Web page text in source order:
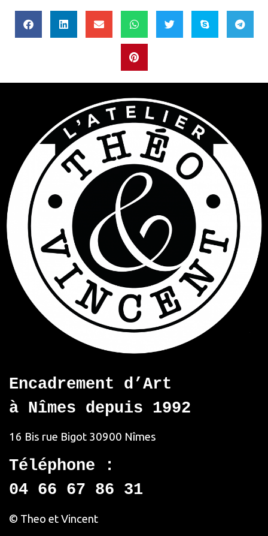
Encadrement d’Art
à Nîmes depuis 1992
16 Bis rue Bigot 30900 Nîmes
Téléphone :
04 66 67 86 31
© Theo et Vincent